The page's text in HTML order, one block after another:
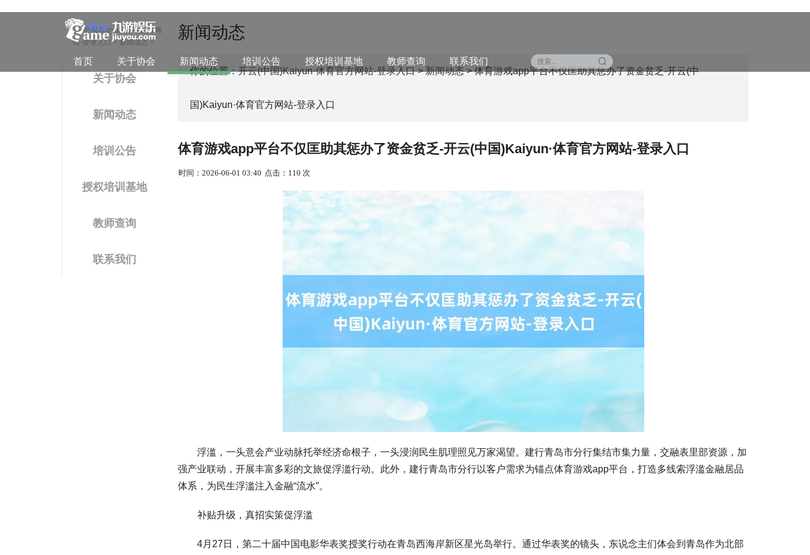
首页 关于协会 新闻动态 培训公告 授权培训基地 教师查询 联系我们
开云(中国)Kaiyun·体育官方网
站-登录入口>新闻动态>
关于协会
新闻动态
培训公告
授权培训基地
教师查询
联系我们
新闻动态
你的位置：开云(中国)Kaiyun·体育官方网站-登录入口>新闻动态> 体育游戏app平台不仅匡助其惩办了资金贫乏-开云(中
国)Kaiyun·体育官方网站-登录入口
体育游戏app平台不仅匡助其惩办了资金贫乏-开云(中国)Kaiyun·体育官方网站-登录入口
时间：2026-06-01 03:40 点击：110 次
浮滥，一头意会产业动脉托举经济命根子，一头浸润民生肌理照见万家渴望。建行青岛市分行集结市集力量，交融表里部资源，加
强产业联动，开展丰富多彩的文旅促浮滥行动。此外，建行青岛市分行以客户需求为锚点体育游戏app平台，打造多线索浮滥金融居品
体系，为民生浮滥注入金融“流水”。
补贴升级，真招实策促浮滥
4月27日，第二十届中国电影华表奖授奖行动在青岛西海岸新区星光岛举行。通过华表奖的镜头，东说念主们体会到青岛作为北部